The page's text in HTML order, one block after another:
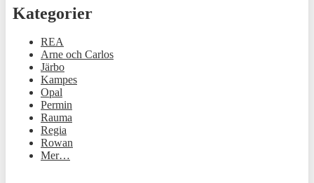
Kategorier
REA
Arne och Carlos
Järbo
Kampes
Opal
Permin
Rauma
Regia
Rowan
Mer…